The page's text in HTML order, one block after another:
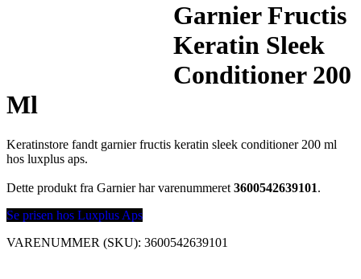
Garnier Fructis
Keratin Sleek
Conditioner 200
Ml
Keratinstore fandt garnier fructis keratin sleek conditioner 200 ml
hos luxplus aps.
Dette produkt fra Garnier har varenummeret 3600542639101.
Se prisen hos Luxplus Aps
VARENUMMER (SKU): 3600542639101